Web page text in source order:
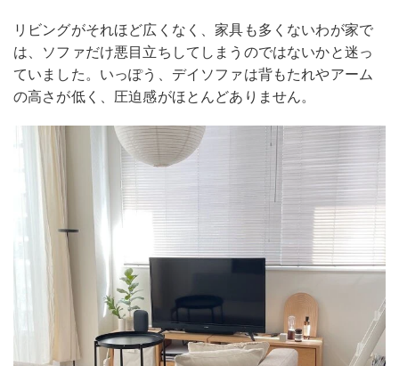
リビングがそれほど広くなく、家具も多くないわが家で
は、ソファだけ悪目立ちしてしまうのではないかと迷っ
ていました。いっぽう、デイソファは背もたれやアーム
の高さが低く、圧迫感がほとんどありません。